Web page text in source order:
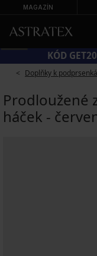
MAGAZÍN
KÓD
Doplňky k
Prodloužené
háček -